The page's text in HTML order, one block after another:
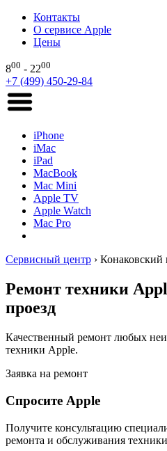
Контакты
О сервисе Apple
Цены
800 - 2200
+7 (499) 450-29-84
iPhone
iMac
iPad
MacBook
Mac Mini
Apple TV
Apple Watch
Mac Pro
Сервисный центр › Конаковский
Ремонт техники
проезд
Качественный ремонт любых
техники Apple.
Заявка на ремонт
Спросите Apple
Получите консультацию
ремонта и обслуживания